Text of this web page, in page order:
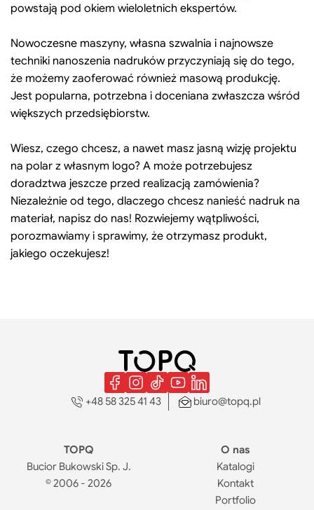
powstają pod okiem wieloletnich ekspertów.
Nowoczesne maszyny, własna szwalnia i najnowsze
techniki nanoszenia nadruków przyczyniają się do tego,
że możemy zaoferować również masową produkcję.
Jest popularna, potrzebna i doceniana zwłaszcza wśród
większych przedsiębiorstw.
Wiesz, czego chcesz, a nawet masz jasną wizję projektu
na polar z własnym logo? A może potrzebujesz
doradztwa jeszcze przed realizacją zamówienia?
Niezależnie od tego, dlaczego chcesz nanieść nadruk na
materiał, napisz do nas! Rozwiejemy wątpliwości,
porozmawiamy i sprawimy, że otrzymasz produkt,
jakiego oczekujesz!
+48 58 325 41 43 biuro@topq.pl
TOPQ
Bucior Bukowski Sp. J.
© 2006 - 2026
O nas
Katalogi
Kontakt
Portfolio